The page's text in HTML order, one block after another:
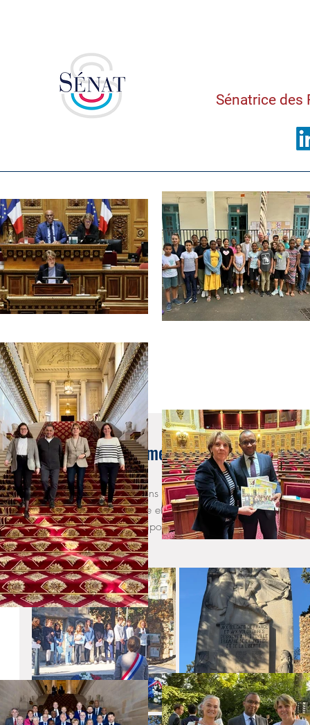
Sénatrice des
🇫🇷 Hommage et mémoire nationale – 11
#Barcelone
11 nov. 2024
Aujourd’hui, nous honorons en France et à l’étranger la
Première Guerre mondiale et de tous ceux qui ont sacrifié
Cette journée incarne l'importance de la solidarité et du
générations futures.